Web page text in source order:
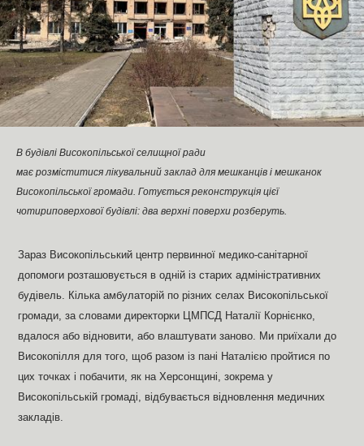
В будівлі Високопільської селищної ради
має розміститися лікувальний заклад для мешканців і мешканок
Високопільської громади. Готується реконструкція цієї
чотириповерхової будівлі: два верхні поверхи розберуть.
Зараз Високопільський центр первинної медико-санітарної
допомоги розташовується в одній із старих адміністративних
будівель. Кілька амбулаторій по різних селах Високопільської
громади, за словами директорки ЦМПСД Наталії Корнієнко,
вдалося або відновити, або влаштувати заново. Ми приїхали до
Високопілля для того, щоб разом із пані Наталією пройтися по
цих точках і побачити, як на Херсонщині, зокрема у
Високопільській громаді, відбувається відновлення медичних
закладів.